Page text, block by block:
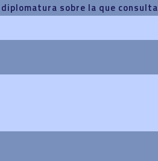
sobre la que consulta